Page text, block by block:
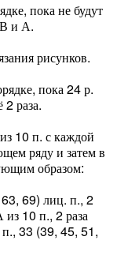
пока не будут
В и А.
рисунков.
пока 24 р.
2 раза.
10 п. с каждой
ряду и затем в
образом:
69) лиц. п., 2
из 10 п., 2 раза
п., 33 (39, 45, 51,